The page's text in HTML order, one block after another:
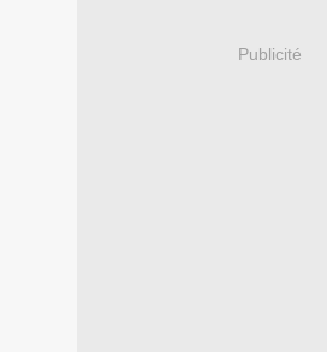
Publicité